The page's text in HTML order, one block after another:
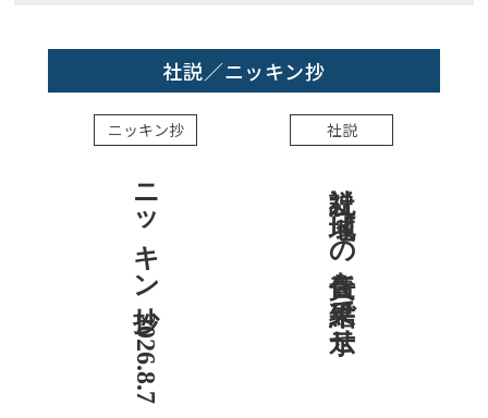
社説／ニッキン抄
ニッキン抄
ニッキン抄 2026.8.7
社説
社説 地域への責任を結果で示せ